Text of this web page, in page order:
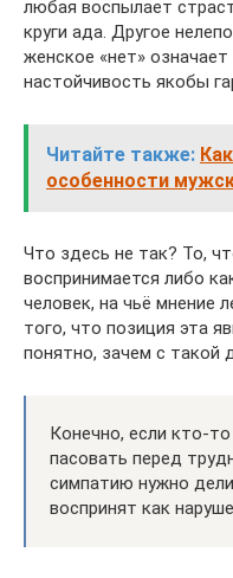
любая воспылает
круги ада. Другое
женское «нет»
настойчивость якобы
Читайте также:
особенности
Что здесь не так? То,
воспринимается либо
человек, на чьё мнение
того, что позиция эта
понятно, зачем с такой
Конечно, если кто-
пасовать перед
симпатию нужно
воспринят как